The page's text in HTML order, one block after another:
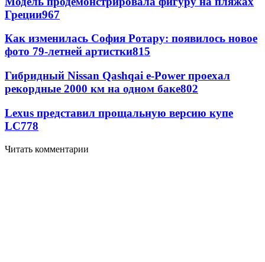
Греции967
Как изменилась София Ротару: появилось новое
фото 79-летней артистки815
Гибридный Nissan Qashqai e-Power проехал
рекордные 2000 км на одном баке802
Lexus представил прощальную версию купе
LC778
Читать комментарии